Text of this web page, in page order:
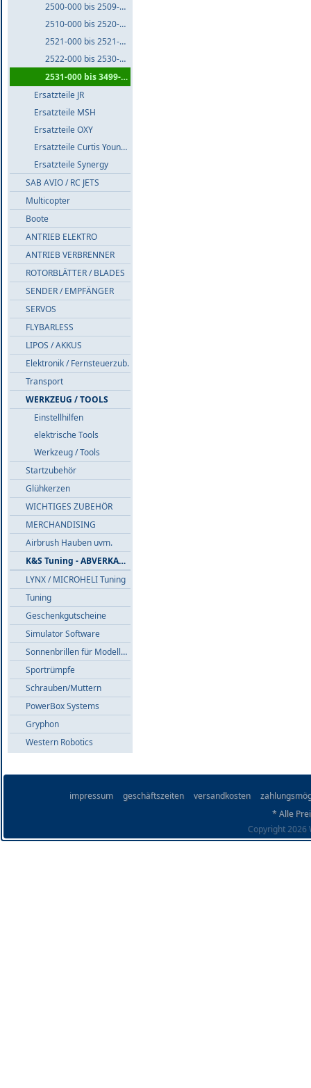
2500-000 bis 2509-999
2510-000 bis 2520-999
2521-000 bis 2521-999
2522-000 bis 2530-999
2531-000 bis 3499-999
Ersatzteile JR
Ersatzteile MSH
Ersatzteile OXY
Ersatzteile Curtis Youngblood
Ersatzteile Synergy
SAB AVIO / RC JETS
Multicopter
Boote
ANTRIEB ELEKTRO
ANTRIEB VERBRENNER
ROTORBLÄTTER / BLADES
SENDER / EMPFÄNGER
SERVOS
FLYBARLESS
LIPOS / AKKUS
Elektronik / Fernsteuerzub.
Transport
WERKZEUG / TOOLS
Einstellhilfen
elektrische Tools
Werkzeug / Tools
Startzubehör
Glühkerzen
WICHTIGES ZUBEHÖR
MERCHANDISING
Airbrush Hauben uvm.
K&S Tuning - ABVERKAUF
LYNX / MICROHELI Tuning
Tuning
Geschenkgutscheine
Simulator Software
Sonnenbrillen für Modellflieger
Sportrümpfe
Schrauben/Muttern
PowerBox Systems
Gryphon
Western Robotics
impressum geschäftszeiten versandkosten
* Alle
Copyright 2026